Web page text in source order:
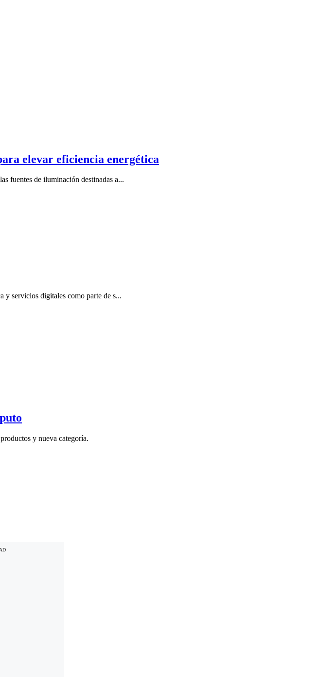
elevar eficiencia energética
fuentes de iluminación destinadas a...
y servicios digitales como parte de s...
y nueva categoría.